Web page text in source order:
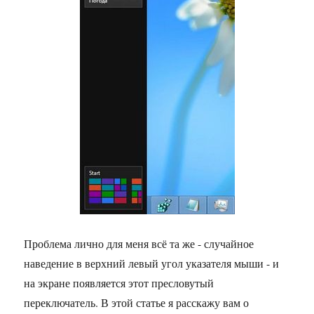
Проблема лично для меня всё та же - случайное
наведение в верхний левый угол указателя мыши - и
на экране появляется этот пресловутый
переключатель. В этой статье я расскажу вам о